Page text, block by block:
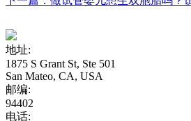
地址:
1875 S Grant St, Ste 501
San Mateo, CA, USA
邮编:
94402
电话: